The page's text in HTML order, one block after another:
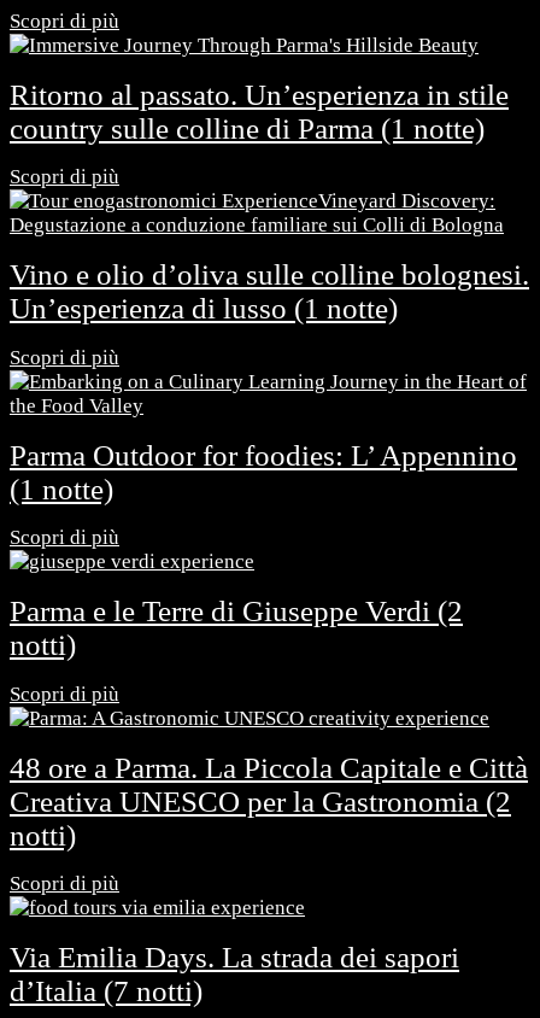
Scopri di più
Ritorno al passato. Un’esperienza in stile
country sulle colline di Parma (1 notte)
Scopri di più
Vino e olio d’oliva sulle colline bolognesi.
Un’esperienza di lusso (1 notte)
Scopri di più
Parma Outdoor for foodies: L’ Appennino
(1 notte)
Scopri di più
Parma e le Terre di Giuseppe Verdi (2
notti)
Scopri di più
48 ore a Parma. La Piccola Capitale e Città
Creativa UNESCO per la Gastronomia (2
notti)
Scopri di più
Via Emilia Days. La strada dei sapori
d’Italia (7 notti)